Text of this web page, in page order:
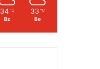
34 ℃
Bz
33 ℃
Be